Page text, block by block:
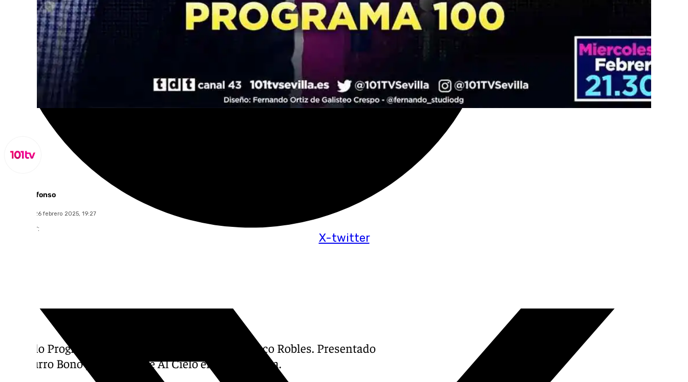
X-twitter
Miguel Alfonso
miércoles, 26 febrero 2025, 19:27
Compartir:
Al Cielo Programa 100: entrevista y homenaje a Paco Robles. Presentado
por Curro Bono y el equipo de Al Cielo en 101tv Sevilla.